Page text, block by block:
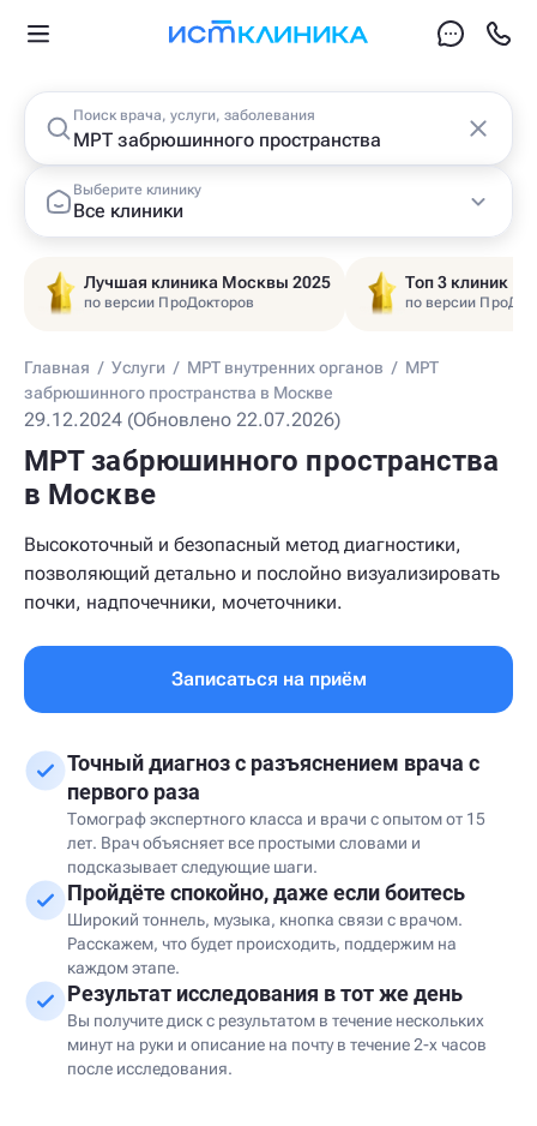
Поиск врача, услуги, заболевания
Выберите клинику
Все клиники
Лучшая клиника Москвы 2025
по версии ПроДокторов
Топ 3 клиник
по версии
Главная / Услуги / МРТ внутренних органов / МРТ
забрюшинного пространства в Москве
29.12.2024 (Обновлено 22.07.2026)
МРТ забрюшинного пространства
в Москве
Высокоточный и безопасный метод диагностики,
позволяющий детально и послойно визуализировать
почки, надпочечники, мочеточники.
Записаться на приём
Точный диагноз с разъяснением врача с
первого раза
Томограф экспертного класса и врачи с опытом от 15
лет. Врач объясняет все простыми словами и
подсказывает следующие шаги.
Пройдёте спокойно, даже если боитесь
Широкий тоннель, музыка, кнопка связи с врачом.
Расскажем, что будет происходить, поддержим на
каждом этапе.
Результат исследования в тот же день
Вы получите диск с результатом в течение нескольких
минут на руки и описание на почту в течение 2-х часов
после исследования.